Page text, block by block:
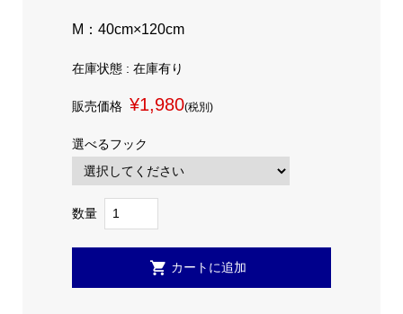
M：40cm×120cm
在庫状態 : 在庫有り
販売価格 ¥1,980(税別)
選べるフック
数量